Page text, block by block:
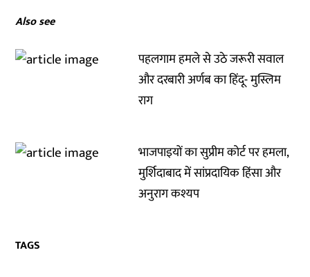
Also see
पहलगाम हमले से उठे जरूरी सवाल
और दरबारी अर्णब का हिंदू- मुस्लिम
राग
भाजपाइयों का सुप्रीम कोर्ट पर हमला,
मुर्शिदाबाद में सांप्रदायिक हिंसा और
अनुराग कश्यप
TAGS